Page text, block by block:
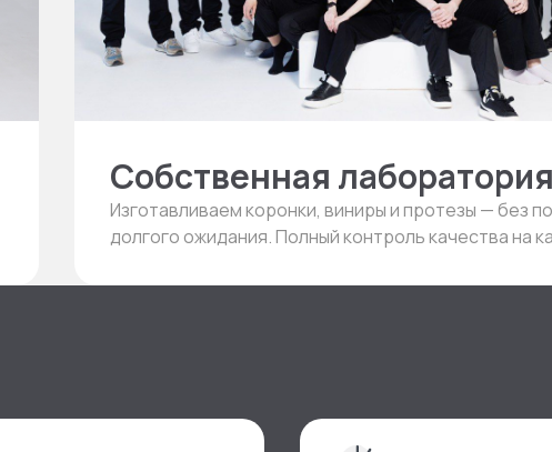
Собственная лаборатория
Изготавливаем коронки, виниры и протезы — без
долгого ожидания. Полный контроль качества на